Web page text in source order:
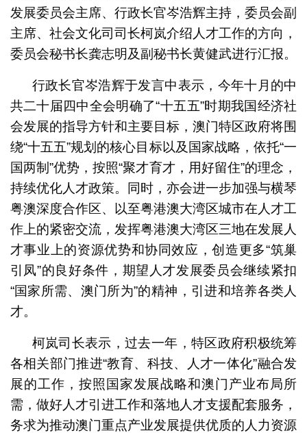
发展委员会主席、行政长官岑浩辉主持，委员会副
主席、社会文化司司长柯岚介绍人才工作的方向，
委员会秘书长龚志明及副秘书长黄健武进行汇报。
行政长官岑浩辉于发言中表示，今年十月的中
共二十届四中全会明确了“十五五”时期我国经济社
会发展的指导方针和主要目标，澳门特区政府将围
绕“十五五”规划的核心目标以及国家战略，依托“一
国两制”优势，按照“聚才育才，用好留住”的理念，
持续优化人才政策。同时，亦会进一步加强与横琴
粤澳深度合作区、以至粤港澳大湾区城市在人才工
作上的紧密交流，发挥粤港澳大湾区三地在发展人
才事业上的资源优势和协同效应，创造更多“筑巢
引凤”的良好条件，期望人才发展委员会继续紧扣
“国家所需、澳门所为”的精神，引进和培养各类人
才。
柯岚司长表示，过去一年，特区政府积极统筹
各相关部门推进“教育、科技、人才一体化”融合发
展的工作，按照国家发展战略和澳门产业布局所
需，做好人才引进工作和落地人才支援配套服务，
务求为推动澳门重点产业发展提供优质的人力资源